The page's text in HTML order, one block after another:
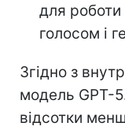
для
голосом і
Згідно з
модель GPT-
відсотки